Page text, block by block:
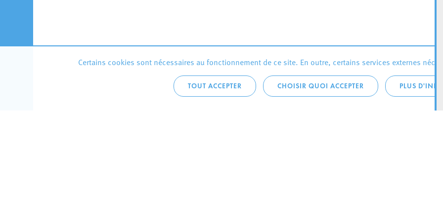
Certains cookies sont nécessaires au fonctionnement de ce site. En outre, certains services externes
TOUT ACCEPTER CHOISIR QUOI ACCEPTER PLUS